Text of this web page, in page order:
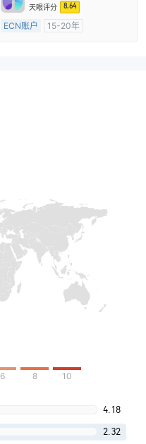
天眼评分 8.64
ECN账户
15-20年
6 8 10
4.18
2.32